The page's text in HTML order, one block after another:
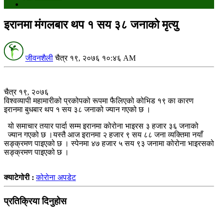
इरानमा मंगलबार थप १ सय ३८ जनाको मृत्यु
जीवनशैली चैत्र १९, २०७६ १०:४६ AM
चैत्र १९, २०७६
विश्वव्यापी महामारीको प्रकोपको रूपमा फैलिएको कोभिड १९ का कारण
इरानमा बुधबार थप १ सय ३८ जनाको ज्यान गएको छ ।
यो समाचार तयार पार्दा सम्म इरानमा कोरोना भाइरस ३ हजार ३६ जनाको
ज्यान गएको छ ।यस्तै आज इरानमा २ हजार ९ सय ८८ जना व्यक्तिमा नयाँ
सङ्क्रमण पाइएको छ । स्पेनमा ४७ हजार ५ सय ९३ जनामा कोरोना भाइरसको
सङ्क्रमण पाइएको छ ।
क्याटेगोरी :कोरोना अपडेट
प्रतिक्रिया दिनुहोस